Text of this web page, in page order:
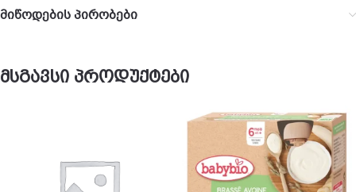
მიწოდების პირობები
მსგავსი პროდუქტები